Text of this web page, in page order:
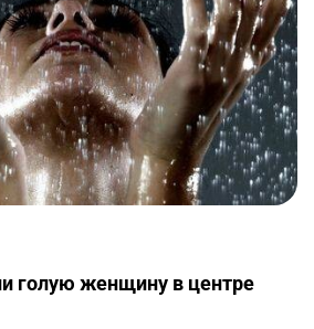
голую женщину в центре